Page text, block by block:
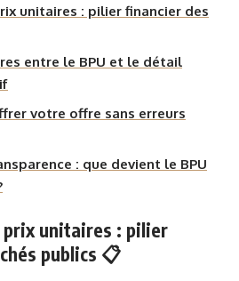
unitaires : pilier financier des
entre le BPU et le détail
votre offre sans erreurs
: que devient le BPU
prix unitaires : pilier
publics 📋